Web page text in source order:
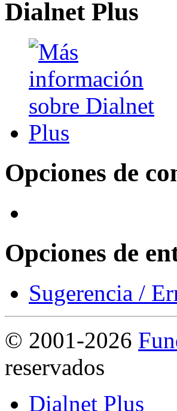
Dialnet Plus
Opciones de
Opciones de
Sugerencia /
© 2001-2026
reservados
Dialnet Plus